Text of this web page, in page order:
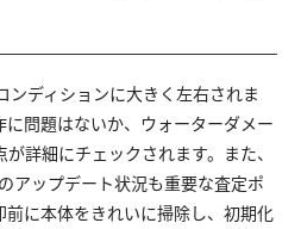
ンディションに大きく左右されま
問題はないか、ウォーターダメー
詳細にチェックされます。また、
アップデート状況も重要な査定ポ
に本体をきれいに掃除し、初期化